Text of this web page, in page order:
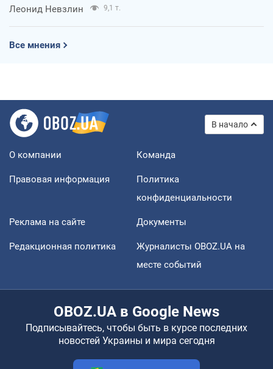
Леонид Невзлин 9,1 т.
Все мнения
В начало
О компании Команда
Правовая информация
Политика
конфиденциальности
Реклама на сайте Документы
Редакционная политика
Журналисты OBOZ.UA на
месте событий
OBOZ.UA в Google News
Подписывайтесь, чтобы быть в курсе последних
новостей Украины и мира сегодня